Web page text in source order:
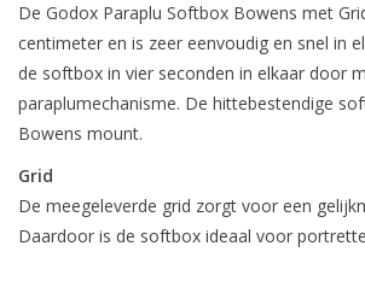
De Godox Paraplu Softbox Bowens met
centimeter en is zeer eenvoudig en snel in
de softbox in vier seconden in elkaar door
paraplumechanisme. De hittebestendige
Bowens mount.
Grid
De meegeleverde grid zorgt voor een
Daardoor is de softbox ideaal voor